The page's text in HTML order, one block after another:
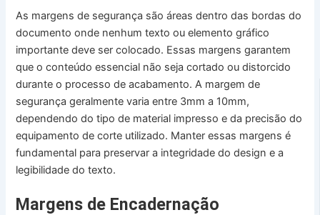
As margens de segurança são áreas dentro das bordas do
documento onde nenhum texto ou elemento gráfico
importante deve ser colocado. Essas margens garantem
que o conteúdo essencial não seja cortado ou distorcido
durante o processo de acabamento. A margem de
segurança geralmente varia entre 3mm a 10mm,
dependendo do tipo de material impresso e da precisão do
equipamento de corte utilizado. Manter essas margens é
fundamental para preservar a integridade do design e a
legibilidade do texto.
Margens de Encadernação